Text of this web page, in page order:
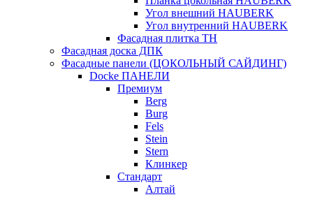
Угол внешний HAUBERK
Угол внутренний HAUBERK
Фасадная плитка ТН
Фасадная доска ДПК
Фасадные панели (ЦОКОЛЬНЫЙ САЙДИНГ)
Docke ПАНЕЛИ
Премиум
Berg
Burg
Fels
Stein
Stern
Клинкер
Стандарт
Алтай